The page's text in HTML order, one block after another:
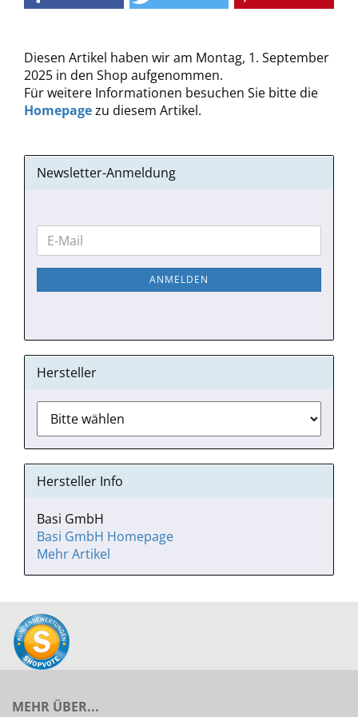
Diesen Artikel haben wir am Montag, 1. September
2025 in den Shop aufgenommen.
Für weitere Informationen besuchen Sie bitte die
Homepagezu diesem Artikel.
Newsletter-Anmeldung
WEITER
ZUR
NEWSLETTER-
E-
Mail
ANMELDEN
Hersteller
Hersteller Info
Basi GmbH
Basi GmbH Homepage
Mehr Artikel
MEHR ÜBER...